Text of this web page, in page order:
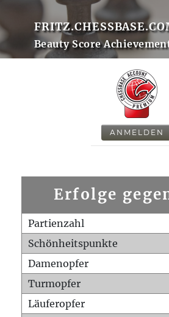
Beauty Score
ANMELDEN
Erfolge
Partienzahl
Schönheitspunkte
Damenopfer
Turmopfer
Läuferopfer